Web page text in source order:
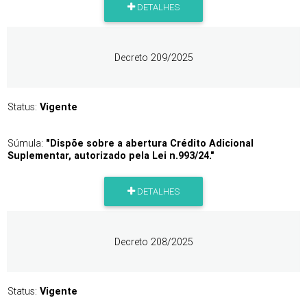
DETALHES
Decreto 209/2025
Status: Vigente
Súmula: "Dispõe sobre a abertura Crédito Adicional
Suplementar, autorizado pela Lei n.993/24."
DETALHES
Decreto 208/2025
Status: Vigente